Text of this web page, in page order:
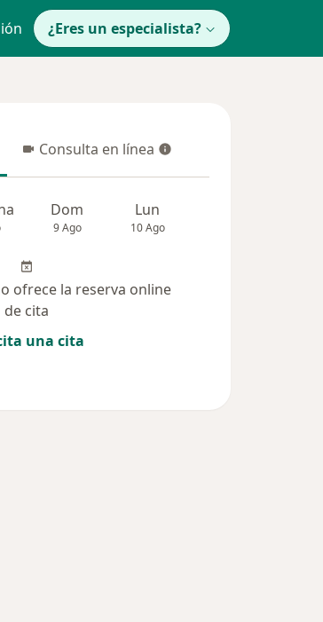
¿Eres un especialista?
Consulta en línea
Consulta en línea
Dom
9 Ago
Lun
10 Ago
ofrece la reserva online
de cita
una cita